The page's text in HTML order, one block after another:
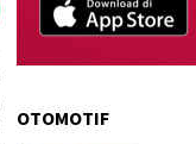
OTOMOTIF